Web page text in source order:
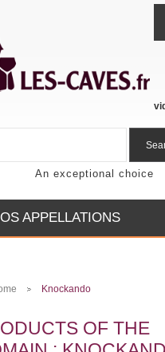
An exceptional choice
APPELLATIONS
Knockando
OF THE